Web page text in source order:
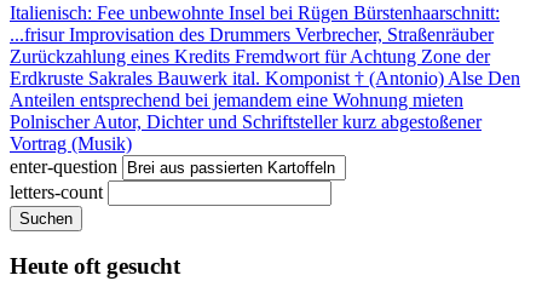
Italienisch: Fee unbewohnte Insel bei Rügen Bürstenhaarschnitt:
...frisurImprovisation des Drummers Verbrecher, Straßenräuber
Zurückzahlung eines Kredits Fremdwort für Achtung Zone der
Erdkruste Sakrales Bauwerk ital. Komponist † (Antonio) Alse Den
Anteilen entsprechend bei jemandem eine Wohnung mieten
Polnischer Autor, Dichter und Schriftstellerkurz abgestoßener
Vortrag (Musik)
enter-question
letters-count
Suchen
Heute oft gesucht